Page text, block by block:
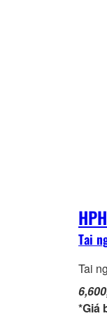
Tai
Tai
*Giá